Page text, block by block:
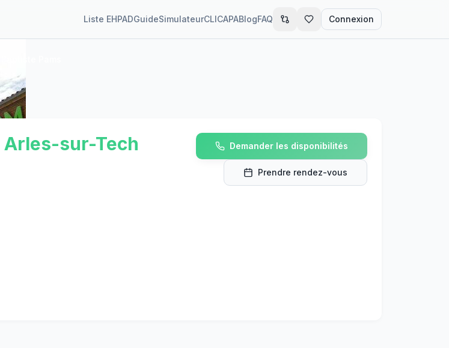
Liste EHPADGuideSimulateurCLICAPABlogFAQ Connexion
Arles-sur-Tech
Demander les disponibilités
Prendre rendez-vous